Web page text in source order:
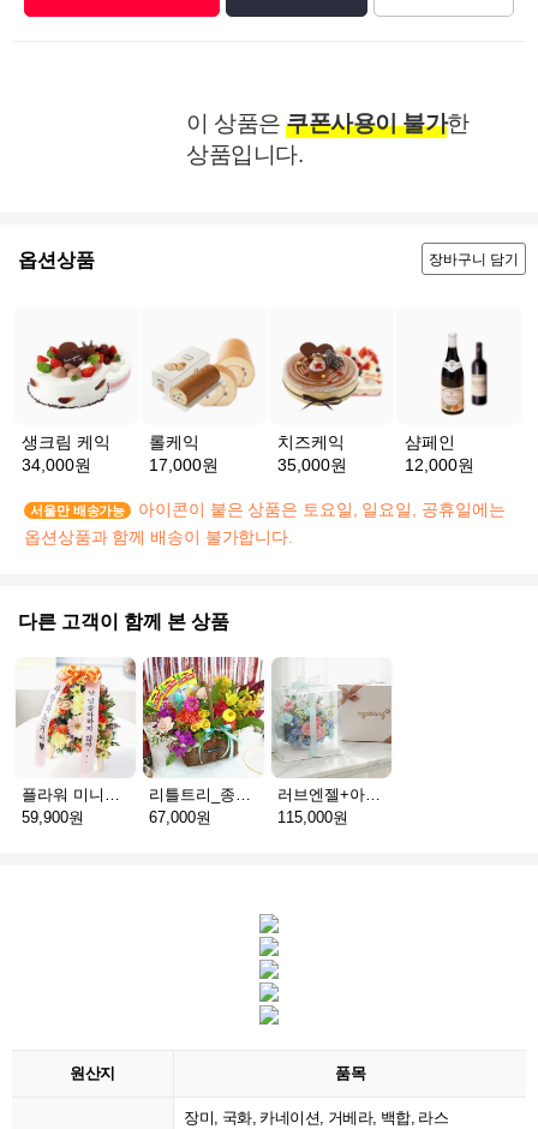
이 상품은 쿠폰사용이 불가한
상품입니다.
옵션상품 장바구니 담기
생크림 케익
34,000원
롤케익
17,000원
치즈케익
35,000원
샴페인
12,000원
서울만 배송가능
아이콘이 붙은 상품은 토요일, 일요일, 공휴일에는
옵션상품과 함께 배송이 불가합니다.
다른 고객이 함께 본 상품
59,900원
67,000원
러브엔젤+아가방딸랑이(서울)
115,000원
원산지 품목
장미, 국화, 카네이션, 거베라, 백합, 라스